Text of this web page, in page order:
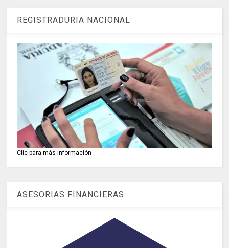
REGISTRADURIA NACIONAL
Clic para más información
ASESORIAS FINANCIERAS